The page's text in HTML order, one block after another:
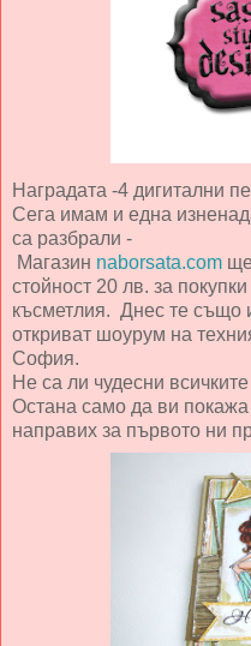
Наградата -4 дигитални
Сега имам и една
са разбрали -
Магазин naborsata.com
стойност 20 лв. за
късметлия. Днес те също
откриват шоурум на
София.
Не са ли чудесни
Остана само да ви покажа
направих за първото ни